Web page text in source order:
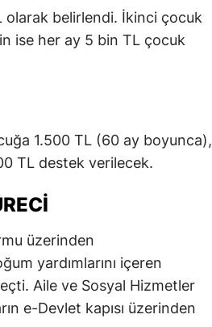
olarak belirlendi. İkinci çocuk
ise her ay 5 bin TL çocuk
1.500 TL (60 ay boyunca),
TL destek verilecek.
üzerinden
yardımlarını içeren
Aile ve Sosyal Hizmetler
e-Devlet kapısı üzerinden